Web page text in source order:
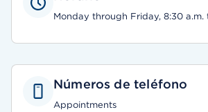
Monday through Friday, 8:30 a.m.
Números de teléfono
Appointments